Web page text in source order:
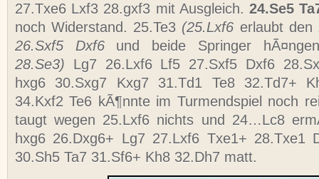
27.Txe6 Lxf3 28.gxf3 mit Ausgleich.24.Se5
noch Widerstand. 25.Te3 (25.Lxf6 erlaubt
26.Sxf5 Dxf6 und beide Springer
28.Se3) Lg7 26.Lxf6 Lf5 27.Sxf5 Dxf6
hxg6 30.Sxg7 Kxg7 31.Td1 Te8 32.Td7+
34.Kxf2 Te6 kÃ¶nnte im Turmendspiel noch
taugt wegen 25.Lxf6 nichts und 24…Lc8
hxg6 26.Dxg6+ Lg7 27.Lxf6 Txe1+ 28.Txe1
30.Sh5 Ta7 31.Sf6+ Kh8 32.Dh7 matt.